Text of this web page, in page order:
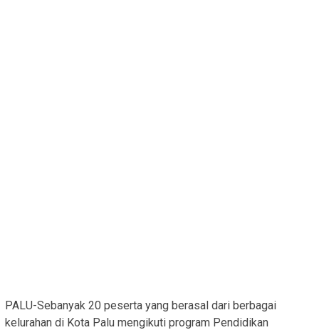
PALU-Sebanyak 20 peserta yang berasal dari berbagai
kelurahan di Kota Palu mengikuti program Pendidikan